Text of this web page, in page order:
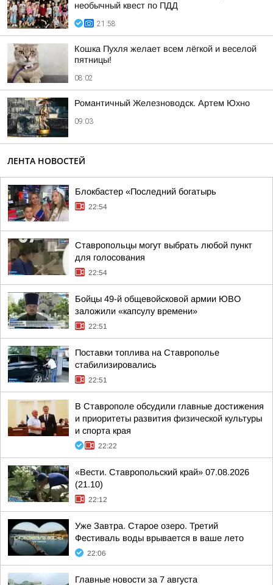
необычный квест по ПДД
21:58
Кошка Пухля желает всем лёгкой и веселой
пятницы!
08:02
Романтичный Железноводск. Артем Юхно
09:03
ЛЕНТА НОВОСТЕЙ
Блокбастер «Последний богатырь
22:54
Ставропольцы могут выбрать любой пункт
для голосования
22:54
Бойцы 49-й общевойсковой армии ЮВО
заложили «капсулу времени»
22:51
Поставки топлива на Ставрополье
стабилизировались
22:51
В Ставрополе обсудили главные достижения
и приоритеты развития физической культуры
и спорта края
22:22
«Вести. Ставропольский край» 07.08.2026
(21.10)
22:12
Уже Завтра. Старое озеро. Третий
Фестиваль воды врывается в ваше лето
22:06
Главные новости за 7 августа